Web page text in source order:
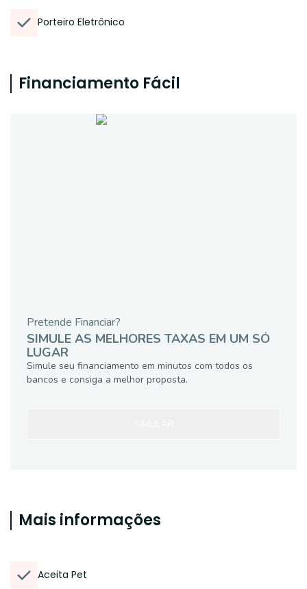
Porteiro Eletrônico
Financiamento Fácil
Pretende Financiar?
SIMULE AS MELHORES TAXAS EM UM SÓ
LUGAR
Simule seu financiamento em minutos com todos os
bancos e consiga a melhor proposta.
Mais informações
Aceita Pet